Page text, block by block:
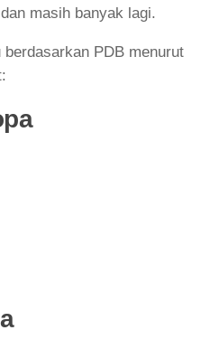
masih banyak lagi.
PDB menurut